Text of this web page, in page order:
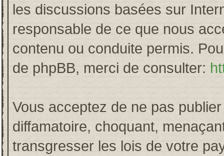
les discussions basées sur
responsable de ce que nous
contenu ou conduite permis.
de phpBB, merci de consulter:
Vous acceptez de ne pas
diffamatoire, choquant,
transgresser les lois de votre